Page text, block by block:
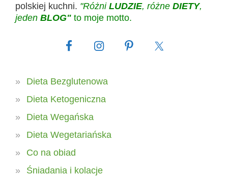
polskiej kuchni. "Różni LUDZIE, różne DIETY,
jeden BLOG" to moje motto.
Dieta Bezglutenowa
Dieta Ketogeniczna
Dieta Wegańska
Dieta Wegetariańska
Co na obiad
Śniadania i kolacje